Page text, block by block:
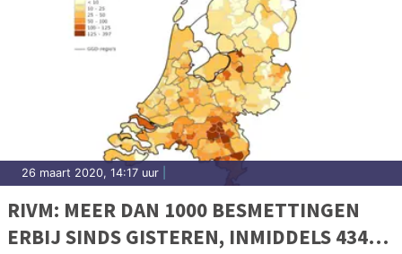
26 maart 2020, 14:17 uur
RIVM: MEER DAN 1000 BESMETTINGEN
ERBIJ SINDS GISTEREN, INMIDDELS 434